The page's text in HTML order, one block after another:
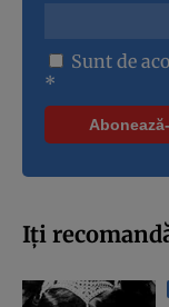
Sunt de
*
Iți